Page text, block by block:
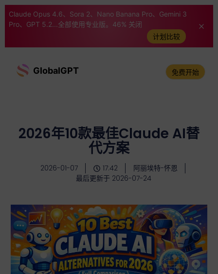
Claude Opus 4.6、Sora 2、Nano Banana Pro、Gemini 3
Pro、GPT 5.2...全部使用专业版。46% 关闭
计划比较
GlobalGPT 免费开始
2026年10款最佳Claude AI替
代方案
2026-01-07 17:42
阿丽埃特-怀恩
最后更新于 2026-07-24